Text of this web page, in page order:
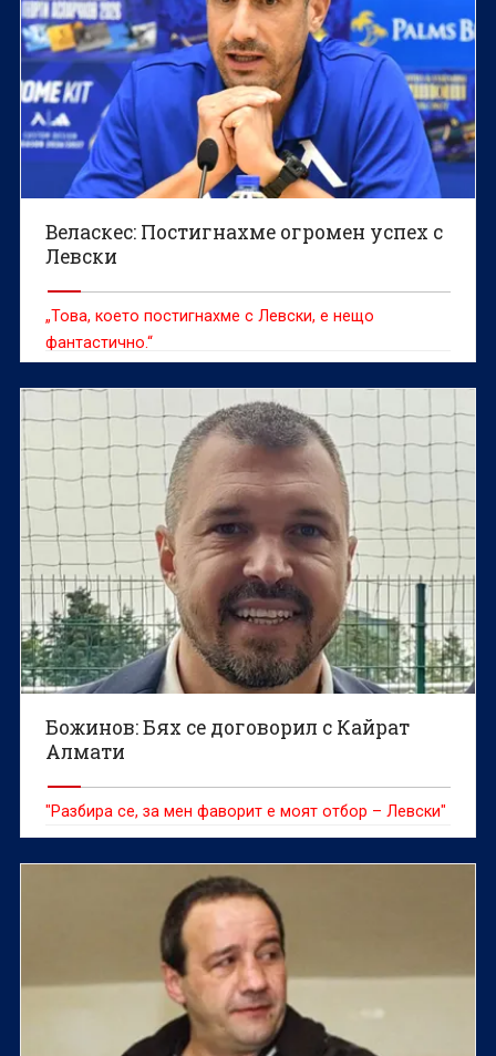
Веласкес: Постигнахме огромен успех с
Левски
„Това, което постигнахме с Левски, е нещо
фантастично.“
Божинов: Бях се договорил с Кайрат
Алмати
"Разбира се, за мен фаворит е моят отбор – Левски"